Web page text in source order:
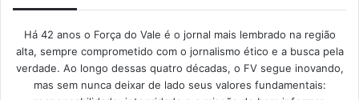
Há 42 anos o Força do Vale é o jornal mais lembrado na região
alta, sempre comprometido com o jornalismo ético e a busca pela
verdade. Ao longo dessas quatro décadas, o FV segue inovando,
mas sem nunca deixar de lado seus valores fundamentais: